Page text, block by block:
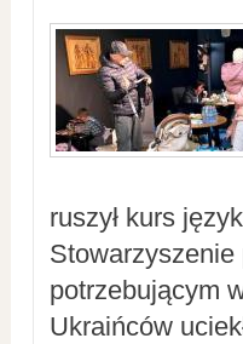
ruszył kurs
potrzebującym
Ukraińców